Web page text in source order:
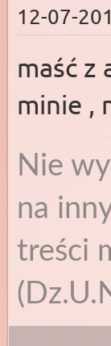
12-07-
maść z
minie ,
Nie
na
treści